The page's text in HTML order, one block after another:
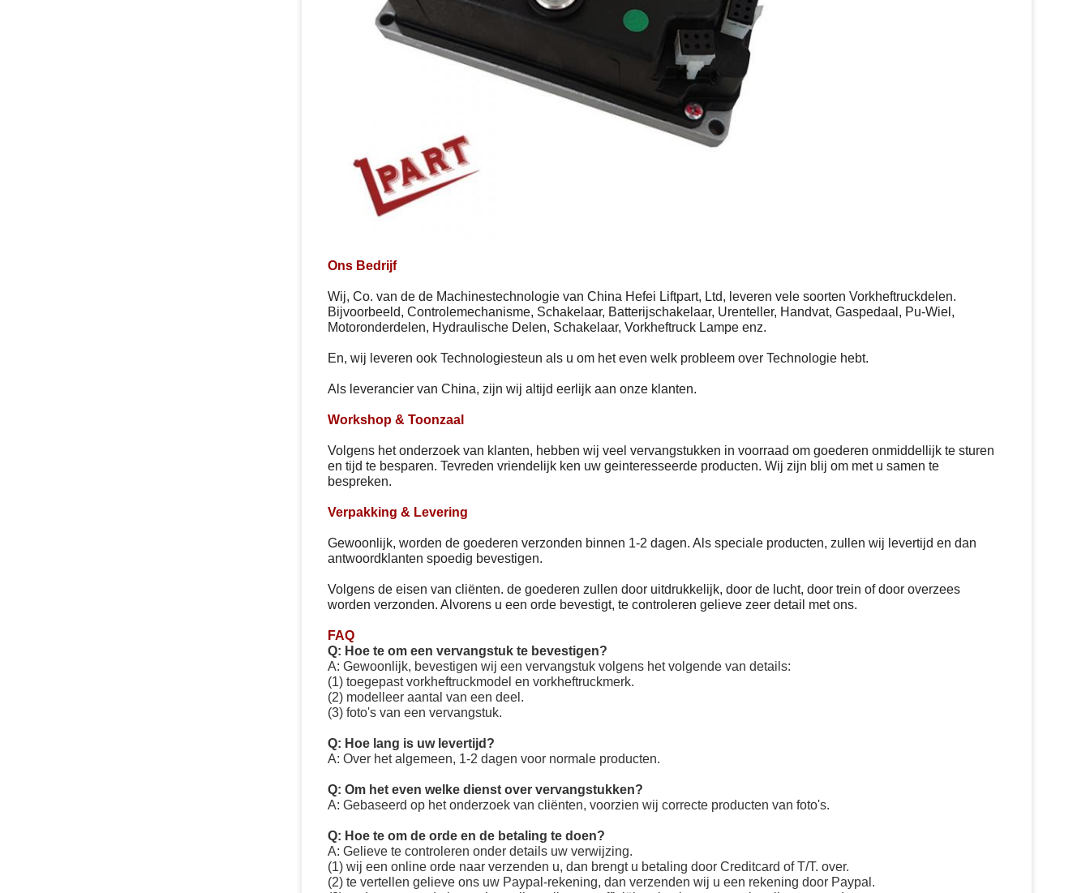
Ons Bedrijf
Wij, Co. van de de Machinestechnologie van China Hefei Liftpart, Ltd, leveren vele soorten Vorkheftruckdelen.
Bijvoorbeeld, Controlemechanisme, Schakelaar, Batterijschakelaar, Urenteller, Handvat, Gaspedaal, Pu-Wiel,
Motoronderdelen, Hydraulische Delen, Schakelaar, Vorkheftruck Lampe enz.
En, wij leveren ook Technologiesteun als u om het even welk probleem over Technologie hebt.
Als leverancier van China, zijn wij altijd eerlijk aan onze klanten.
Workshop & Toonzaal
Volgens het onderzoek van klanten, hebben wij veel vervangstukken in voorraad om goederen onmiddellijk te sturen
en tijd te besparen. Tevreden vriendelijk ken uw geinteresseerde producten. Wij zijn blij om met u samen te
bespreken.
Verpakking & Levering
Gewoonlijk, worden de goederen verzonden binnen 1-2 dagen. Als speciale producten, zullen wij levertijd en dan
antwoordklanten spoedig bevestigen.
Volgens de eisen van cliënten. de goederen zullen door uitdrukkelijk, door de lucht, door trein of door overzees
worden verzonden. Alvorens u een orde bevestigt, te controleren gelieve zeer detail met ons.
FAQ
Q: Hoe te om een vervangstuk te bevestigen?
A: Gewoonlijk, bevestigen wij een vervangstuk volgens het volgende van details:
(1) toegepast vorkheftruckmodel en vorkheftruckmerk.
(2) modelleer aantal van een deel.
(3) foto's van een vervangstuk.
Q: Hoe lang is uw levertijd?
A: Over het algemeen, 1-2 dagen voor normale producten.
Q: Om het even welke dienst over vervangstukken?
A: Gebaseerd op het onderzoek van cliënten, voorzien wij correcte producten van foto's.
Q: Hoe te om de orde en de betaling te doen?
A: Gelieve te controleren onder details uw verwijzing.
(1) wij een online orde naar verzenden u, dan brengt u betaling door Creditcard of T/T. over.
(2) te vertellen gelieve ons uw Paypal-rekening, dan verzenden wij u een rekening door Paypal.